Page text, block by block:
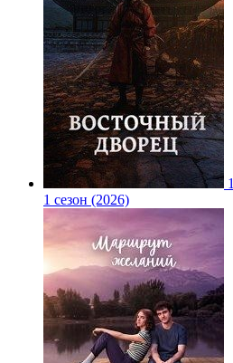
1 сезон (2026)